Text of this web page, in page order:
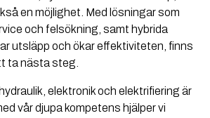
en möjlighet. Med lösningar som
och felsökning, samt hybrida
utsläpp och ökar effektiviteten, finns
ta nästa steg.
elektronik och elektrifiering är
vår djupa kompetens hjälper vi